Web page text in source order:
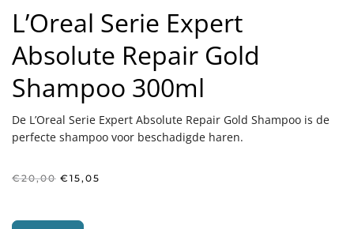
L’Oreal Serie Expert
Absolute Repair Gold
Shampoo 300ml
De L’Oreal Serie Expert Absolute Repair Gold Shampoo is de
perfecte shampoo voor beschadigde haren.
€20,00 Oorspronkelijke
€ 15,05